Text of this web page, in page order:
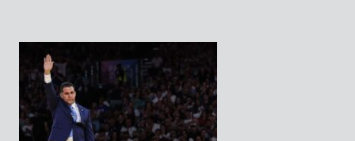
l’article